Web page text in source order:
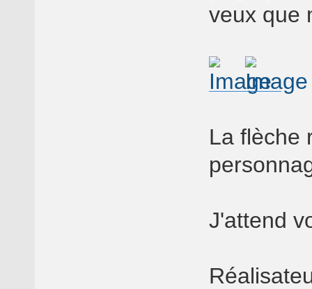
veux que
La flèche
J'attend